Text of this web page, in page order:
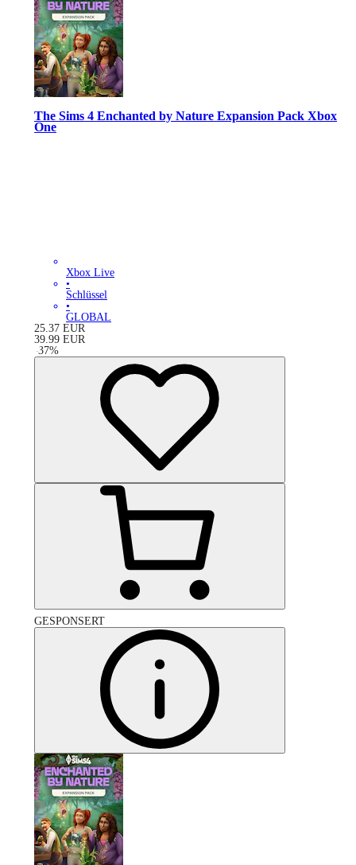
The Sims 4 Enchanted by Nature Expansion Pack Xbox
One
Xbox Live
•
Schlüssel
•
GLOBAL
25.37 EUR
39.99 EUR
-37%
GESPONSERT